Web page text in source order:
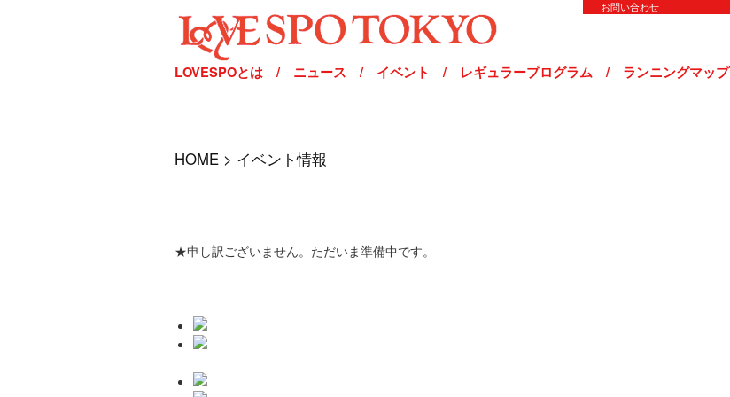
お問い合わせ
LOVESPOとは / ニュース / イベント / レギュラープログラム / ランニングマップ
HOME > イベント情報
★申し訳ございません。ただいま準備中です。